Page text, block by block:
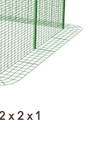
x 2 x 1